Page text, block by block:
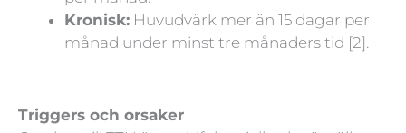
Kronisk: Huvudvärk mer än 15 dagar per
månad under minst tre månaders tid [2].
Triggers och orsaker